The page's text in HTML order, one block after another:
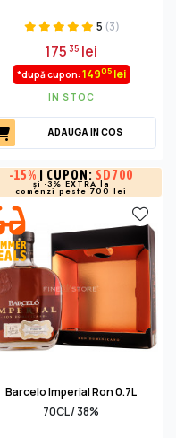
5 (3)
175 35 lei
*după cupon: 14905lei
IN STOC
ADAUGA IN COS
-15% | CUPON: SD700
și -3% EXTRA la
comenzi peste 700 lei
Barcelo Imperial Ron 0.7L
70CL / 38%